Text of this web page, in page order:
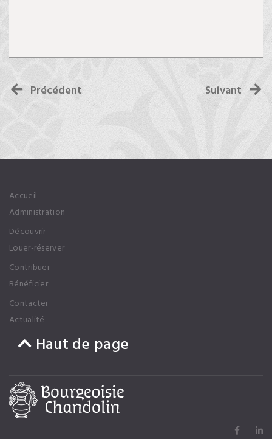
Précédent Suivant
Accueil
Administration
Découvrir
Louer-réserver
Contribuer
Bénéficier
Contacter
Actualité
Haut de page